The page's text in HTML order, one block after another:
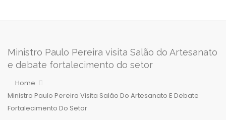
Ministro Paulo Pereira visita Salão do Artesanato
e debate fortalecimento do setor
Home
Ministro Paulo Pereira Visita Salão Do Artesanato E Debate
Fortalecimento Do Setor